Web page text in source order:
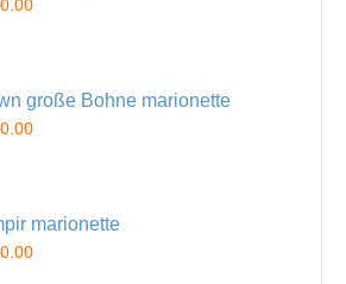
große Bohne marionette
marionette